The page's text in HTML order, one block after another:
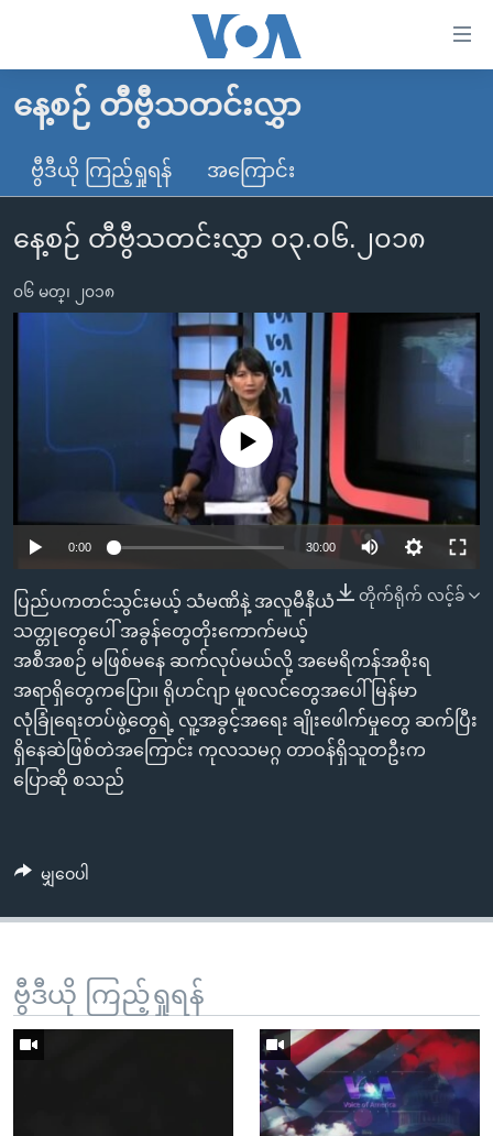
လွယ်ကူ
သည့်
များ
ပင်မ
ညွန်း
စာမျက်နှာ
သို့
ကျော်
ကြည့်
ရှာဖွေ
ရန်
နေရာ
မူလစာမျက်နှာ
မြန်မာ
ကမ္ဘာ့သတင်းများ
နိုင်ငံတကာ
တရုတ်
အစ္စရေး-ပါလက်စတိုင်း
ဗွီဒီယို
ရပ်ဝန်းတခု လမ်းတခု အလွန်
အင်္ဂလိပ်စာလေ့လာမယ်
အမေရိကန်သုံးအီဒီယံ
မကြေးမုံရဲ့ အင်္ဂလိပ်စာ
ရုပ်ရှင်ထဲက အင်္ဂလိပ်စာ
သုတပဒေသာ အင်္ဂလိပ်စာ
ရေဒီယိုနှင့်ရုပ်သံ အချက်အလက်များ
Learning English
ဗွီအိုအေ လူမှုကွန်ယက်များ
ဘာသာစကားများ
နေ့စဉ် တီဗွီသတင်းလွှာ
ဗွီဒီယို ကြည့်ရှုရန် အကြောင်း
နေ့စဉ် တီဗွီသတင်းလွှာ ၀၃.၀၆.၂၀၁၈
၀၆ မတ္၊ ၂၀၁၈
No media source currently available
0:00 30:00
တိုက်ရိုက် လင့်ခ်
ပြည်ပကတင်သွင်းမယ့် သံမဏိနဲ့ အလူမီနီယံ
သတ္တုတွေပေါ် အခွန်တွေတိုးကောက်မယ့်
အစီအစဉ် မဖြစ်မနေ ဆက်လုပ်မယ်လို့ အမေရိကန်အစိုးရ
အရာရှိတွေကပြော၊၊ ရိုဟင်ဂျာ မူစလင်တွေအပေါ် မြန်မာ
လုံခြုံရေးတပ်ဖွဲ့တွေရဲ့ လူ့အခွင့်အရေး ချိုးဖေါက်မှုတွေ ဆက်ပြီး
ရှိနေဆဲဖြစ်တဲအကြောင်း ကုလသမဂ္ဂ တာဝန်ရှိသူတဦးက
ပြောဆို စသည်
မျှဝေပါ
ဗွီဒီယို ကြည့်ရှုရန်